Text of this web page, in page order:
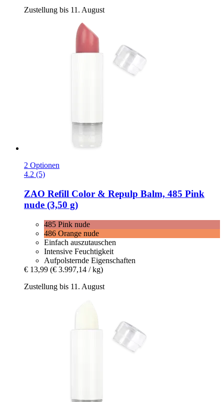
Zustellung bis 11. August
2 Optionen
4.2 (5)
ZAO Refill Color & Repulp Balm, 485 Pink
nude (3,50 g)
485 Pink nude
486 Orange nude
Einfach auszutauschen
Intensive Feuchtigkeit
Aufpolsternde Eigenschaften
€ 13,99 (€ 3.997,14 / kg)
Zustellung bis 11. August